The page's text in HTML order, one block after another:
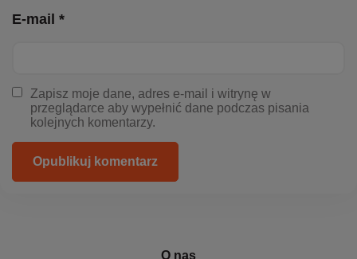
E-mail *
Zapisz moje dane, adres e-mail i witrynę w
przeglądarce aby wypełnić dane podczas pisania
kolejnych komentarzy.
Opublikuj komentarz
O nas